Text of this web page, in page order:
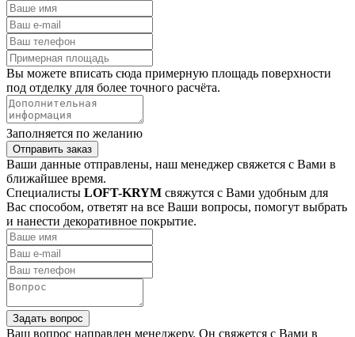
Вы можете вписать сюда примерную площадь поверхности
под отделку для более точного расчёта.
Заполняется по желанию
Отправить заказ
Ваши данные отправлены, наш менеджер свяжется с Вами в
ближайшее время.
Специалисты LOFT-KRYM свяжутся с Вами удобным для
Вас способом, ответят на все Ваши вопросы, помогут выбрать
и нанести декоративное покрытие.
Задать вопрос
Ваш вопрос направлен менеджеру. Он свяжется с Вами в